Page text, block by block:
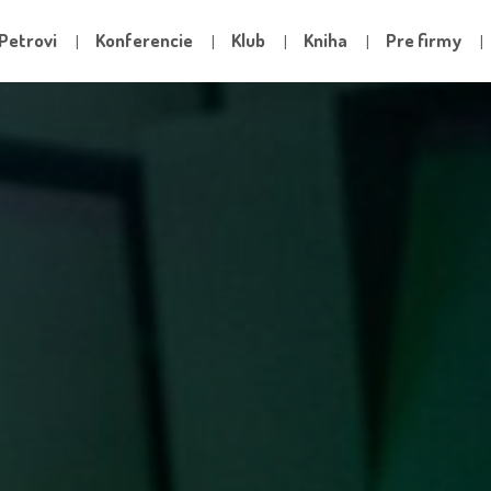
Konferencie Klub Kniha Pre firmy